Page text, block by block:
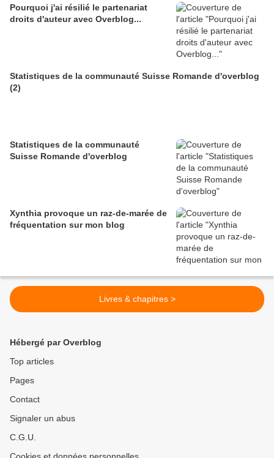
Pourquoi j'ai résilié le partenariat
droits d'auteur avec Overblog...
Statistiques de la communauté Suisse Romande d'overblog
(2)
Statistiques de la communauté
Suisse Romande d'overblog
Xynthia provoque un raz-de-marée de
fréquentation sur mon blog
Livres & chapitres >
Hébergé par Overblog
Top articles
Pages
Contact
Signaler un abus
C.G.U.